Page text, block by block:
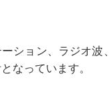
ション、ラジオ波
なっています。